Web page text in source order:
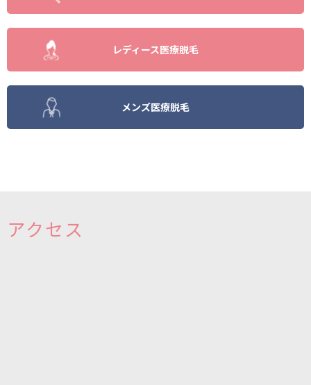
レディース医療脱毛
メンズ医療脱毛
アクセス